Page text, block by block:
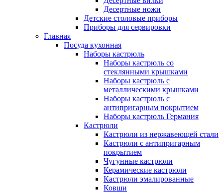
Десертные ножи
Детские столовые приборы
Приборы для сервировки
Главная
Посуда кухонная
Наборы кастрюль
Наборы кастрюль со
стеклянными крышками
Наборы кастрюль с
металлическими крышками
Наборы кастрюль с
антипригарным покрытием
Наборы кастрюль Германия
Кастрюли
Кастрюли из нержавеющей стали
Кастрюли с антипригарным
покрытием
Чугунные кастрюли
Керамические кастрюли
Кастрюли эмалированные
Ковши